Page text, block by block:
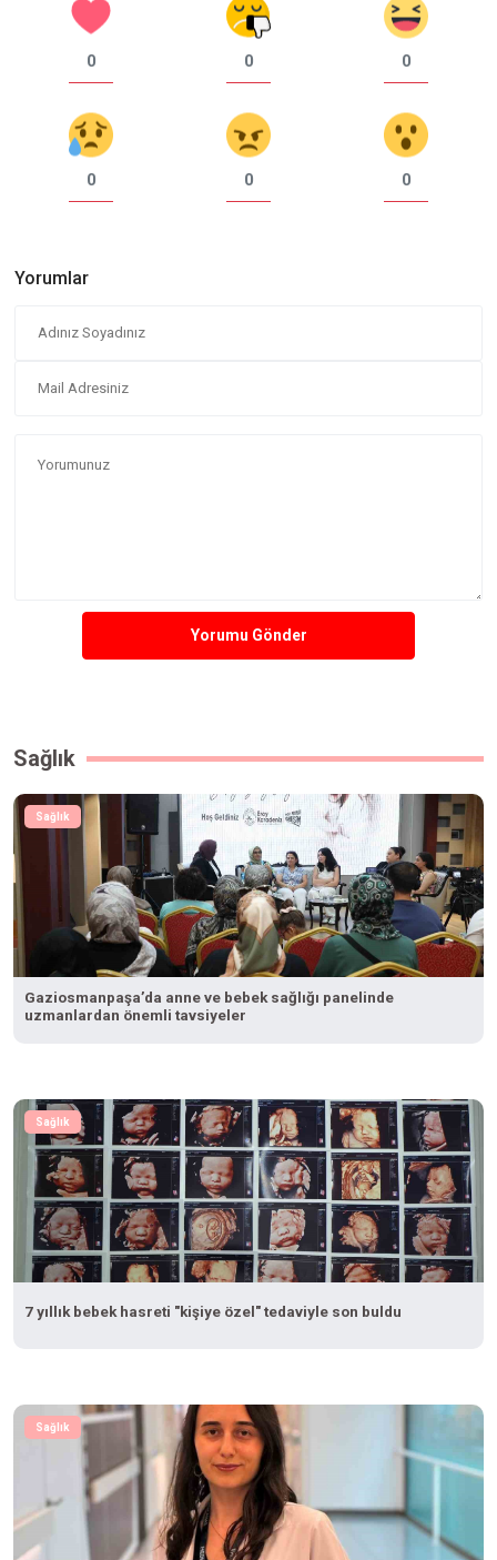
0 0 0
0 0 0
Yorumlar
Yorumu Gönder
Sağlık
Sağlık
Gaziosmanpaşa’da anne ve bebek sağlığı panelinde
uzmanlardan önemli tavsiyeler
Sağlık
7 yıllık bebek hasreti "kişiye özel" tedaviyle son buldu
Sağlık